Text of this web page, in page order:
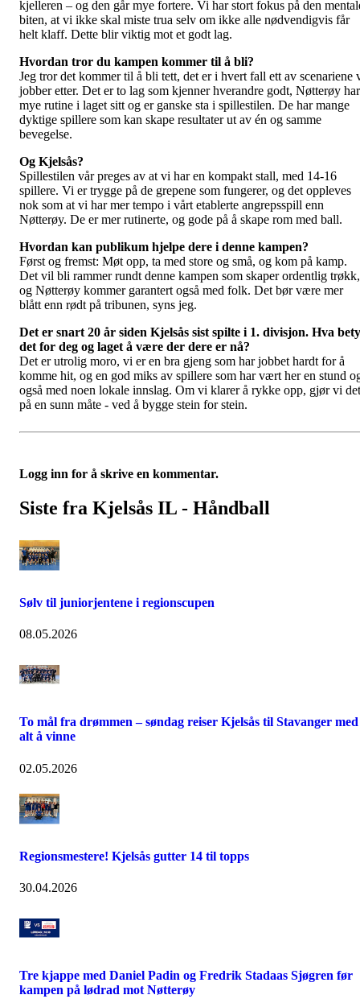
kjelleren – og den går mye fortere. Vi har stort fokus på den
biten, at vi ikke skal miste trua selv om ikke alle nødvendigvis får
helt klaff. Dette blir viktig mot et godt lag.
Hvordan tror du kampen kommer til å bli?
Jeg tror det kommer til å bli tett, det er i hvert fall ett av scenariene
jobber etter. Det er to lag som kjenner hverandre godt, Nøtterøy har
mye rutine i laget sitt og er ganske sta i spillestilen. De har mange
dyktige spillere som kan skape resultater ut av én og samme
bevegelse.
Og Kjelsås?
Spillestilen vår preges av at vi har en kompakt stall, med 14-16
spillere. Vi er trygge på de grepene som fungerer, og det oppleves
nok som at vi har mer tempo i vårt etablerte angrepsspill enn
Nøtterøy. De er mer rutinerte, og gode på å skape rom med ball.
Hvordan kan publikum hjelpe dere i denne kampen?
Først og fremst: Møt opp, ta med store og små, og kom på kamp.
Det vil bli rammer rundt denne kampen som skaper ordentlig trøkk,
og Nøtterøy kommer garantert også med folk. Det bør være mer
blått enn rødt på tribunen, syns jeg.
Det er snart 20 år siden Kjelsås sist spilte i 1. divisjon. Hva
det for deg og laget å være der dere er nå?
Det er utrolig moro, vi er en bra gjeng som har jobbet hardt for å
komme hit, og en god miks av spillere som har vært her en stund
også med noen lokale innslag. Om vi klarer å rykke opp, gjør vi det
på en sunn måte - ved å bygge stein for stein.
Logg inn for å skrive en kommentar.
Siste fra Kjelsås IL - Håndball
Sølv til juniorjentene i regionscupen
08.05.2026
To mål fra drømmen – søndag reiser Kjelsås til Stavanger med
alt å vinne
02.05.2026
Regionsmestere! Kjelsås gutter 14 til topps
30.04.2026
Tre kjappe med Daniel Padin og Fredrik Stadaas Sjøgren før
kampen på lødrad mot Nøtterøy